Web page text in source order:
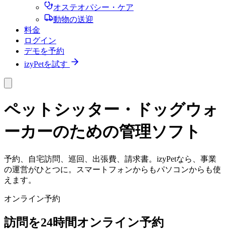
オステオパシー・ケア
動物の送迎
料金
ログイン
デモを予約
izyPetを試す
ペットシッター・ドッグウォ
ーカーのための管理ソフト
予約、自宅訪問、巡回、出張費、請求書。izyPetなら、事業
の運営がひとつに。スマートフォンからもパソコンからも使
えます。
オンライン予約
訪問を24時間オンライン予約